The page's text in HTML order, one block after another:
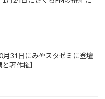
月31日にみやスタゼミに登壇
著作権】